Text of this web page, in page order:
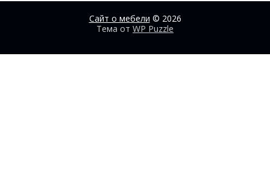
Сайт о мебели © 2026
Тема от WP Puzzle